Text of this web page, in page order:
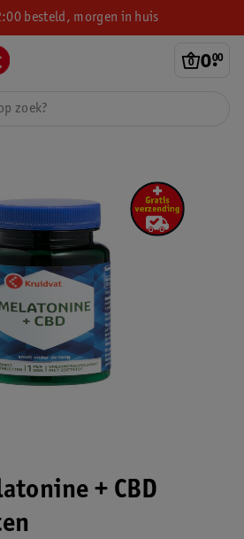
besteld, morgen in huis
0.
00
+ CBD